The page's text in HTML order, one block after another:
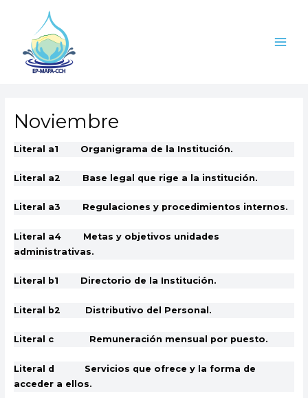
contenido
Noviembre
Literal a1 Organigrama de la Institución.
Literal a2 Base legal que rige a la institución.
Literal a3 Regulaciones y procedimientos internos.
Literal a4 Metas y objetivos unidades
administrativas.
Literal b1 Directorio de la Institución.
Literal b2 Distributivo del Personal.
Literal c Remuneración mensual por puesto.
Literal d Servicios que ofrece y la forma de
acceder a ellos.